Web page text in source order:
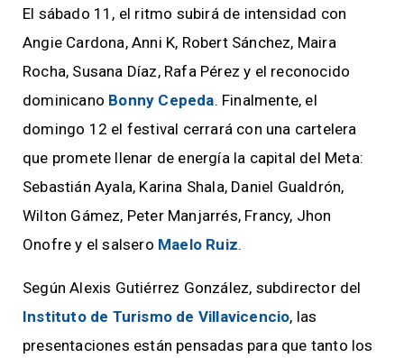
El sábado 11, el ritmo subirá de intensidad con
Angie Cardona, Anni K, Robert Sánchez, Maira
Rocha, Susana Díaz, Rafa Pérez y el reconocido
dominicano Bonny Cepeda. Finalmente, el
domingo 12 el festival cerrará con una cartelera
que promete llenar de energía la capital del Meta:
Sebastián Ayala, Karina Shala, Daniel Gualdrón,
Wilton Gámez, Peter Manjarrés, Francy, Jhon
Onofre y el salsero Maelo Ruiz.
Según Alexis Gutiérrez González, subdirector del
Instituto de Turismo de Villavicencio, las
presentaciones están pensadas para que tanto los